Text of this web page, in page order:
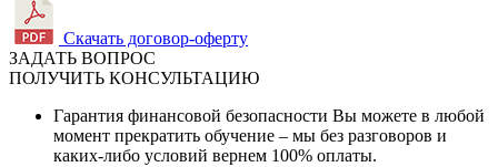
Скачать договор-оферту
ЗАДАТЬ ВОПРОС
ПОЛУЧИТЬ КОНСУЛЬТАЦИЮ
Гарантия финансовой безопасности Вы можете в любой
момент прекратить обучение – мы без разговоров и
каких-либо условий вернем 100% оплаты.